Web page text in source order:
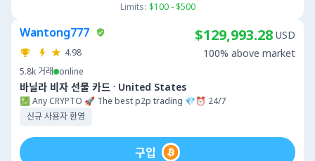
Limits: $100 - $500
Wantong777
4.98
5.8k 거래 online
바닐라 비자 선물 카드 · United States
💹 Any CRYPTO 🚀 The best p2p trading 💎⏰ 24/7
신규 사용자 환영
$129,993.28 USD
100% above market
구입